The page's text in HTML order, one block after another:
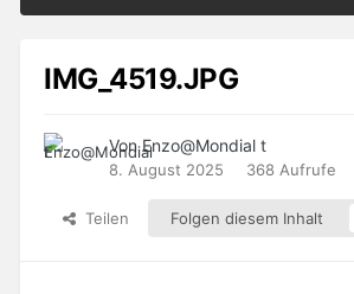
IMG_4519.JPG
Von Enzo@Mondial t
8. August 2025 368 Aufrufe
Teilen Folgen diesem Inhalt